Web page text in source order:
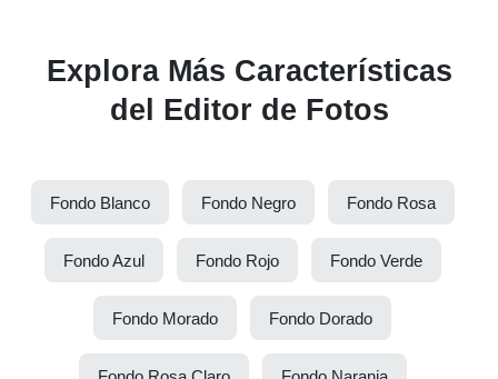
Explora Más Características
del Editor de Fotos
Fondo Blanco Fondo Negro Fondo Rosa
Fondo Azul Fondo Rojo Fondo Verde
Fondo Morado Fondo Dorado